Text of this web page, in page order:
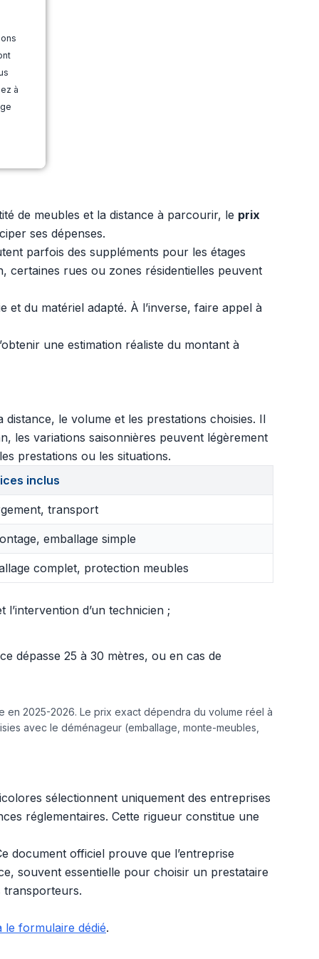
à
de meubles et la distance à parcourir, le prix
ses dépenses.
parfois des suppléments pour les étages
certaines rues ou zones résidentielles peuvent
et du matériel adapté. À l’inverse, faire appel à
une estimation réaliste du montant à
le volume et les prestations choisies. Il
les variations saisonnières peuvent légèrement
prestations ou les situations.
inclus
transport
emballage simple
complet, protection meubles
d’un technicien ;
dépasse 25 à 30 mètres, ou en cas de
en 2025-2026. Le prix exact dépendra du volume réel à
avec le déménageur (emballage, monte-meubles,
sélectionnent uniquement des entreprises
réglementaires. Cette rigueur constitue une
document officiel prouve que l’entreprise
souvent essentielle pour choisir un prestataire
transporteurs.
le formulaire dédié.